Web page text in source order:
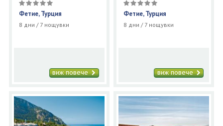
Фетие, Турция
8 дни / 7 нощувки
виж повече
Фетие, Турция
8 дни / 7 нощувки
виж повече